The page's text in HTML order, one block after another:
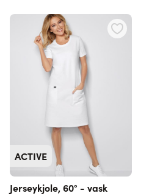
ACTIVE
Jerseykjole, 60° - vask